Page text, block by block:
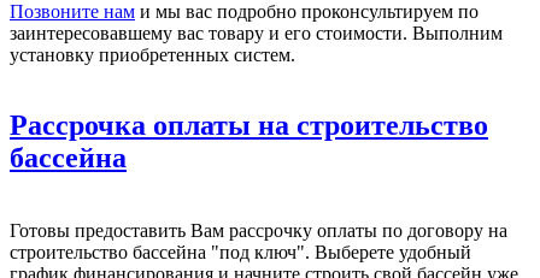
Позвоните нам и мы вас подробно проконсультируем по
заинтересовавшему вас товару и его стоимости. Выполним
установку приобретенных систем.
Рассрочка оплаты на строительство
бассейна
Готовы предоставить Вам рассрочку оплаты по договору на
строительство бассейна "под ключ". Выберете удобный